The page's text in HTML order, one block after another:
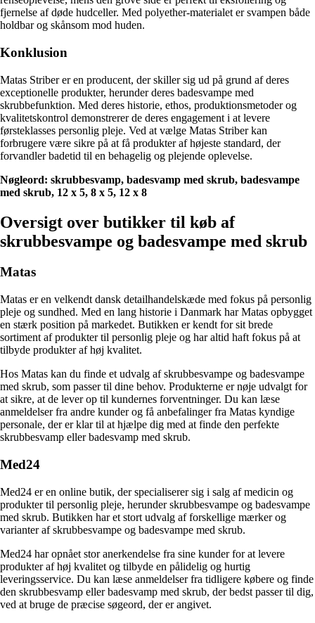
fjernelse af døde hudceller. Med polyether-materialet er svampen både
holdbar og skånsom mod huden.
Konklusion
Matas Striber er en producent, der skiller sig ud på grund af deres
exceptionelle produkter, herunder deres badesvampe med
skrubbefunktion. Med deres historie, ethos, produktionsmetoder og
kvalitetskontrol demonstrerer de deres engagement i at levere
førsteklasses personlig pleje. Ved at vælge Matas Striber kan
forbrugere være sikre på at få produkter af højeste standard, der
forvandler badetid til en behagelig og plejende oplevelse.
Nøgleord: skrubbesvamp, badesvamp med skrub, badesvampe
med skrub, 12 x 5, 8 x 5, 12 x 8
Oversigt over butikker til køb af
skrubbesvampe og badesvampe med skrub
Matas
Matas er en velkendt dansk detailhandelskæde med fokus på personlig
pleje og sundhed. Med en lang historie i Danmark har Matas opbygget
en stærk position på markedet. Butikken er kendt for sit brede
sortiment af produkter til personlig pleje og har altid haft fokus på at
tilbyde produkter af høj kvalitet.
Hos Matas kan du finde et udvalg af skrubbesvampe og badesvampe
med skrub, som passer til dine behov. Produkterne er nøje udvalgt for
at sikre, at de lever op til kundernes forventninger. Du kan læse
anmeldelser fra andre kunder og få anbefalinger fra Matas kyndige
personale, der er klar til at hjælpe dig med at finde den perfekte
skrubbesvamp eller badesvamp med skrub.
Med24
Med24 er en online butik, der specialiserer sig i salg af medicin og
produkter til personlig pleje, herunder skrubbesvampe og badesvampe
med skrub. Butikken har et stort udvalg af forskellige mærker og
varianter af skrubbesvampe og badesvampe med skrub.
Med24 har opnået stor anerkendelse fra sine kunder for at levere
produkter af høj kvalitet og tilbyde en pålidelig og hurtig
leveringsservice. Du kan læse anmeldelser fra tidligere købere og finde
den skrubbesvamp eller badesvamp med skrub, der bedst passer til dig,
ved at bruge de præcise søgeord, der er angivet.